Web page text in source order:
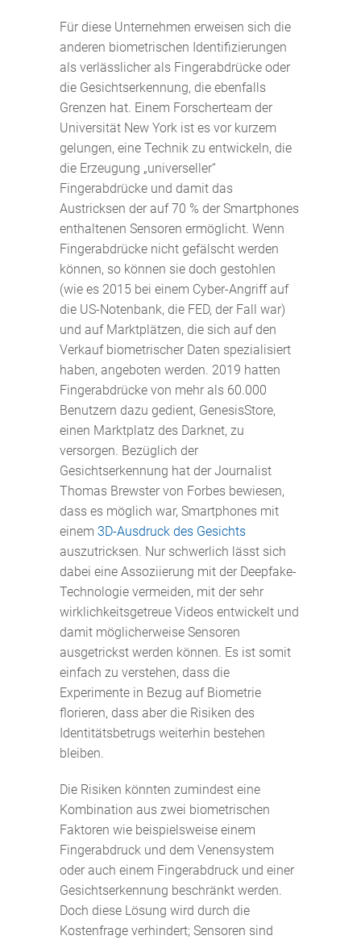
Für diese Unternehmen erweisen sich die
anderen biometrischen Identifizierungen
als verlässlicher als Fingerabdrücke oder
die Gesichtserkennung, die ebenfalls
Grenzen hat. Einem Forscherteam der
Universität New York ist es vor kurzem
gelungen, eine Technik zu entwickeln, die
die Erzeugung „universeller“
Fingerabdrücke und damit das
Austricksen der auf 70 % der Smartphones
enthaltenen Sensoren ermöglicht. Wenn
Fingerabdrücke nicht gefälscht werden
können, so können sie doch gestohlen
(wie es 2015 bei einem Cyber-Angriff auf
die US-Notenbank, die FED, der Fall war)
und auf Marktplätzen, die sich auf den
Verkauf biometrischer Daten spezialisiert
haben, angeboten werden. 2019 hatten
Fingerabdrücke von mehr als 60.000
Benutzern dazu gedient, GenesisStore,
einen Marktplatz des Darknet, zu
versorgen. Bezüglich der
Gesichtserkennung hat der Journalist
Thomas Brewster von Forbes bewiesen,
dass es möglich war, Smartphones mit
einem 3D-Ausdruck des Gesichts
auszutricksen. Nur schwerlich lässt sich
dabei eine Assoziierung mit der Deepfake-
Technologie vermeiden, mit der sehr
wirklichkeitsgetreue Videos entwickelt und
damit möglicherweise Sensoren
ausgetrickst werden können. Es ist somit
einfach zu verstehen, dass die
Experimente in Bezug auf Biometrie
florieren, dass aber die Risiken des
Identitätsbetrugs weiterhin bestehen
bleiben.
Die Risiken könnten zumindest eine
Kombination aus zwei biometrischen
Faktoren wie beispielsweise einem
Fingerabdruck und dem Venensystem
oder auch einem Fingerabdruck und einer
Gesichtserkennung beschränkt werden.
Doch diese Lösung wird durch die
Kostenfrage verhindert; Sensoren sind